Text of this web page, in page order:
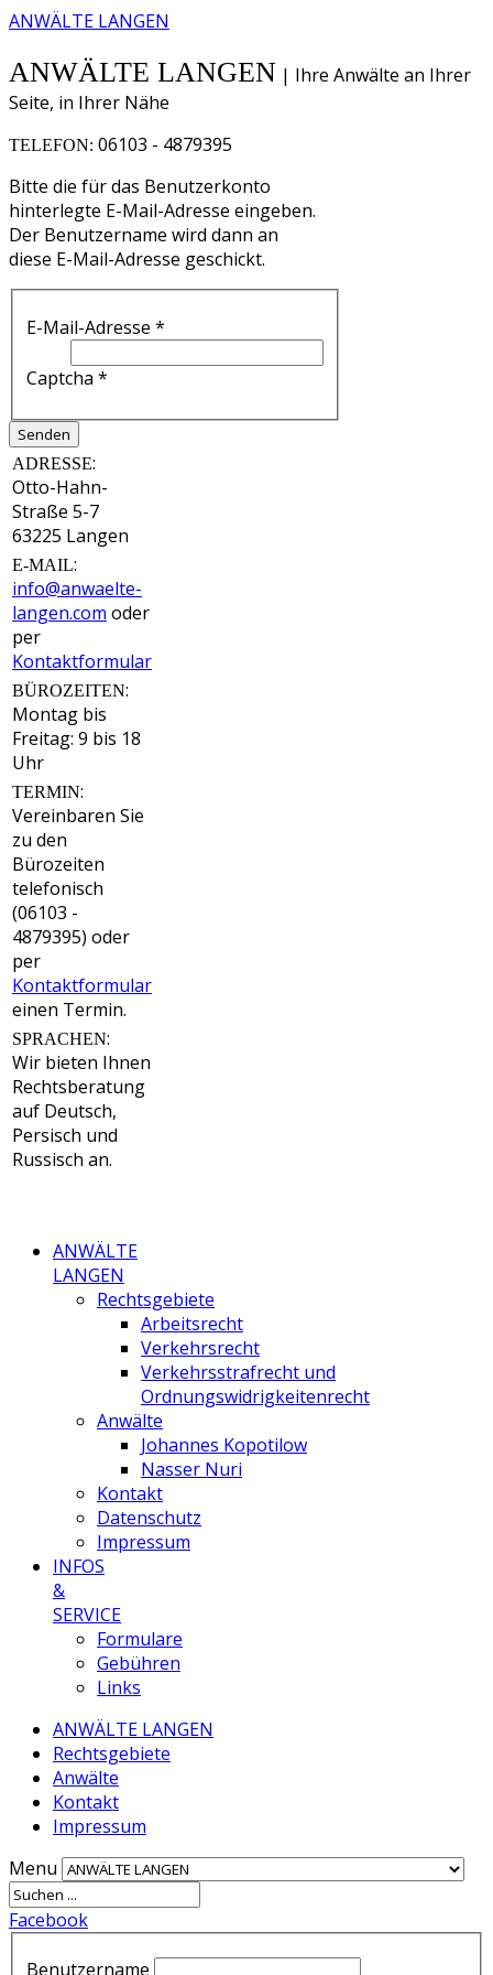
ANWÄLTE LANGEN
ANWÄLTE LANGEN | Ihre Anwälte an Ihrer
Seite, in Ihrer Nähe
TELEFON: 06103 - 4879395
Bitte die für das Benutzerkonto
hinterlegte E-Mail-Adresse eingeben.
Der Benutzername wird dann an
diese E-Mail-Adresse geschickt.
E-Mail-Adresse *
Captcha *
Senden
ADRESSE:
Otto-Hahn-
Straße 5-7
63225 Langen
E-MAIL:
info@anwaelte-
langen.com oder
per
Kontaktformular
BÜROZEITEN:
Montag bis
Freitag: 9 bis 18
Uhr
TERMIN:
Vereinbaren Sie
zu den
Bürozeiten
telefonisch
(06103 -
4879395) oder
per
Kontaktformular
einen Termin.
SPRACHEN:
Wir bieten Ihnen
Rechtsberatung
auf Deutsch,
Persisch und
Russisch an.
ANWÄLTE
LANGEN
Rechtsgebiete
Arbeitsrecht
Verkehrsrecht
Verkehrsstrafrecht und
Ordnungswidrigkeitenrecht
Anwälte
Johannes Kopotilow
Nasser Nuri
Kontakt
Datenschutz
Impressum
INFOS
&
SERVICE
Formulare
Gebühren
Links
ANWÄLTE LANGEN
Rechtsgebiete
Anwälte
Kontakt
Impressum
Menu
Facebook
Benutzername